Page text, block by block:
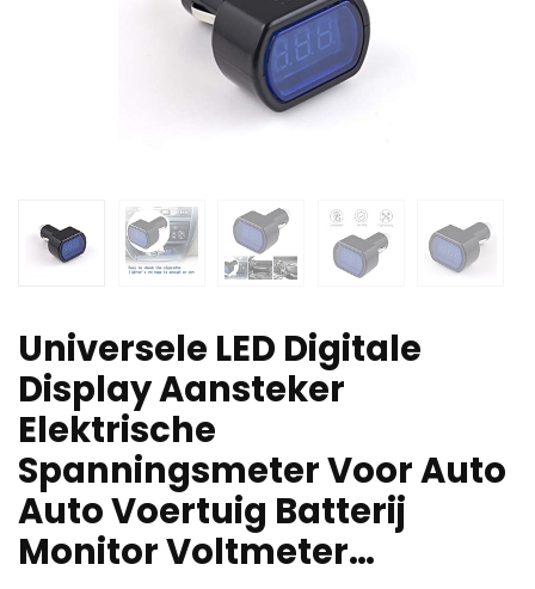
Universele LED Digitale
Display Aansteker
Elektrische
Spanningsmeter Voor Auto
Auto Voertuig Batterij
Monitor Voltmeter…